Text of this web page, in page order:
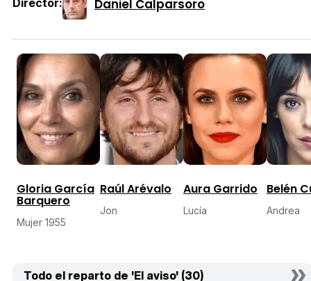
Director: Daniel Calparsoro
Gloria García
Barquero
Mujer 1955
Raúl Arévalo
Jon
Aura Garrido
Lucía
Belén
Andrea
Todo el reparto de 'El aviso' (30)